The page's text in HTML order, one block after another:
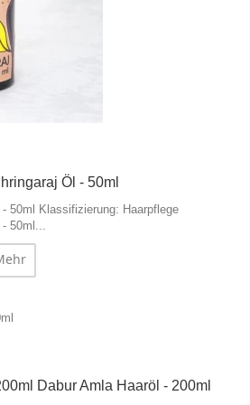
Öl - 50ml
50ml Klassifizierung: Haarpflege
- 50ml...
Dabur Amla Haaröl - 200ml